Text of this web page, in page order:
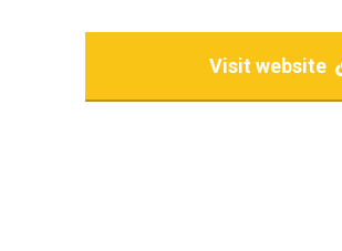
Visit website